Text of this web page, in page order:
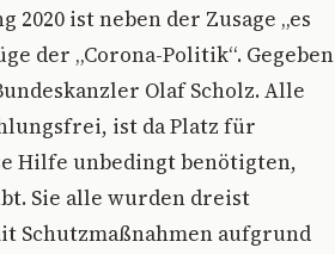
ist neben der Zusage „es
der „Corona-Politik“. Gegeben
Olaf Scholz. Alle
ist da Platz für
Hilfe unbedingt benötigten,
Sie alle wurden dreist
Schutzmaßnahmen aufgrund